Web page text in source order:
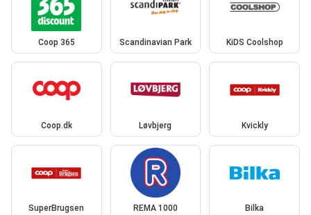
Coop 365 Scandinavian Park KiDS Coolshop
Coop.dk Løvbjerg Kvickly
SuperBrugsen REMA 1000 Bilka